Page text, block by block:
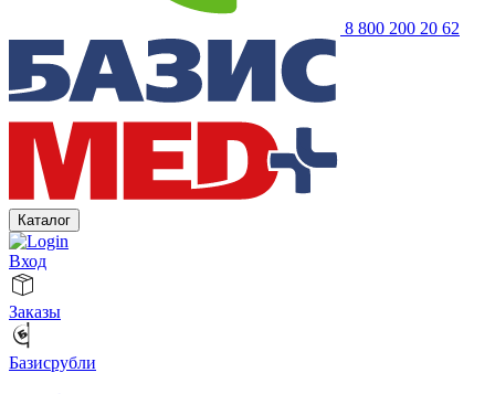
8 800 200 20 62
Каталог
Вход
Заказы
Базисрубли